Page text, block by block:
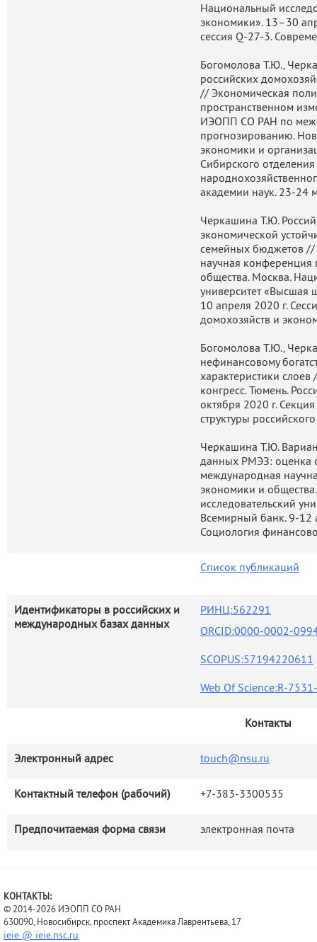
Национальный
экономики». 13–30
сессия Q-27-3.
Богомолова Т.Ю.,
российских
// Экономическая
пространственном
ИЭОПП СО РАН по
прогнозированию.
экономики и
Сибирского
академии наук. 23-24
Черкашина Т.Ю.
экономической
семейных бюджетов //
научная
общества. Москва.
университет «Высшая
10 апреля 2020 г.
домохозяйств и
Богомолова Т.Ю.,
нефинансовому
характеристики
конгресс. Тюмень.
октября 2020 г.
структуры
Черкашина Т.Ю.
данных РМЭЗ: оценка
международная
экономики и
исследовательский
Всемирный банк. 9-12
Социология
Список публикаций
Идентификаторы в российских и
международных базах данных
РИНЦ:562291
ORCID:0000-0002-
SCOPUS:57194220611
Web Of Science:R-
Контакты
Электронный адрес touch@nsu.ru
Контактный телефон (рабочий) +7-383-3300535
Предпочитаемая форма связи электронная почта
КОНТАКТЫ:
© 2014-2026 ИЭОПП СО РАН
630090, Новосибирск, проспект Академика Лаврентьева, 17
ieie @ ieie.nsc.ru